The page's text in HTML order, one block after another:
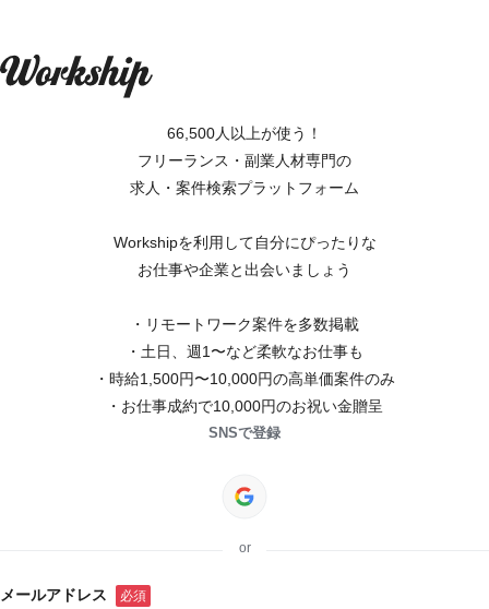
66,500人以上が使う！
フリーランス・副業人材専門の
求人・案件検索プラットフォーム
Workshipを利用して自分にぴったりな
お仕事や企業と出会いましょう
・リモートワーク案件を多数掲載
・土日、週1〜など柔軟なお仕事も
・時給1,500円〜10,000円の高単価案件のみ
・お仕事成約で10,000円のお祝い金贈呈
SNSで登録
or
メールアドレス